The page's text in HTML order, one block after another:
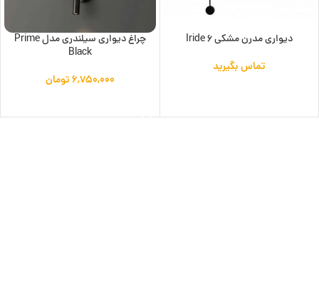
دیواری مدرن مشکی Iride 6
تماس بگیرید
چراغ دیواری سیلندری مدل Prime
Black
۶,۷۵۰,۰۰۰تومان